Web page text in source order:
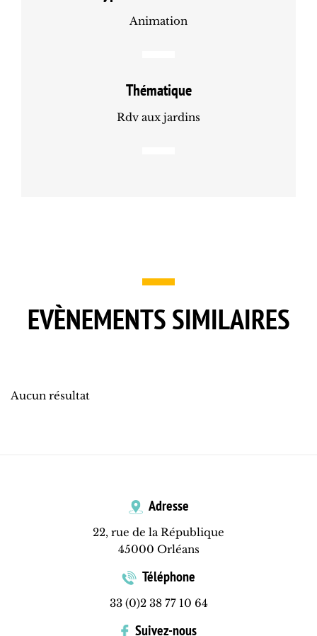
Animation
Thématique
Rdv aux jardins
EVÈNEMENTS SIMILAIRES
Aucun résultat
Adresse
22, rue de la République
45000 Orléans
Téléphone
33 (0)2 38 77 10 64
Suivez-nous